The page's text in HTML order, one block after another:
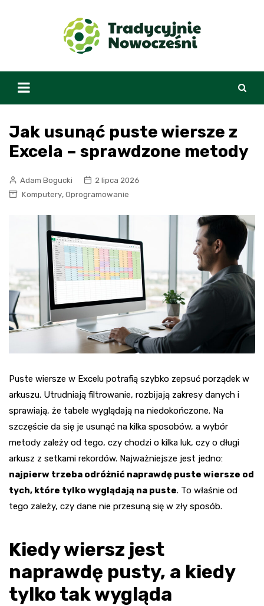
Jak usunąć puste wiersze z
Excela – sprawdzone metody
Adam Bogucki
2 lipca 2026
Komputery, Oprogramowanie
Puste wiersze w Excelu potrafią szybko zepsuć porządek w
arkuszu. Utrudniają filtrowanie, rozbijają zakresy danych i
sprawiają, że tabele wyglądają na niedokończone. Na
szczęście da się je usunąć na kilka sposobów, a wybór
metody zależy od tego, czy chodzi o kilka luk, czy o długi
arkusz z setkami rekordów. Najważniejsze jest jedno:
najpierw trzeba odróżnić naprawdę puste wiersze od
tych, które tylko wyglądają na puste. To właśnie od
tego zależy, czy dane nie przesuną się w zły sposób.
Kiedy wiersz jest
naprawdę pusty, a kiedy
tylko tak wygląda